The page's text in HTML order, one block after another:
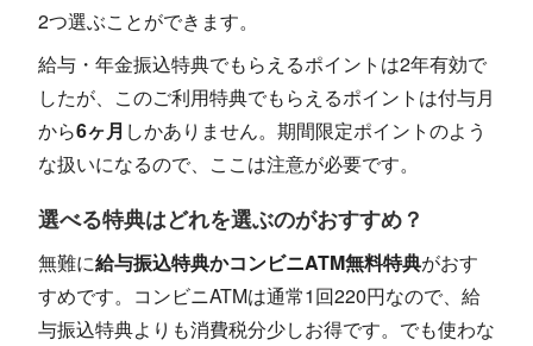
2つ選ぶことができます。
給与・年金振込特典でもらえるポイントは2年有効で
したが、このご利用特典でもらえるポイントは付与月
から6ヶ月 しかありません。期間限定ポイントのよう
な扱いになるので、ここは注意が必要です。
選べる特典はどれを選ぶのがおすすめ？
無難に給与振込特典かコンビニATM無料特典がおす
すめです。コンビニATMは通常1回220円なので、給
与振込特典よりも消費税分少しお得です。でも使わな